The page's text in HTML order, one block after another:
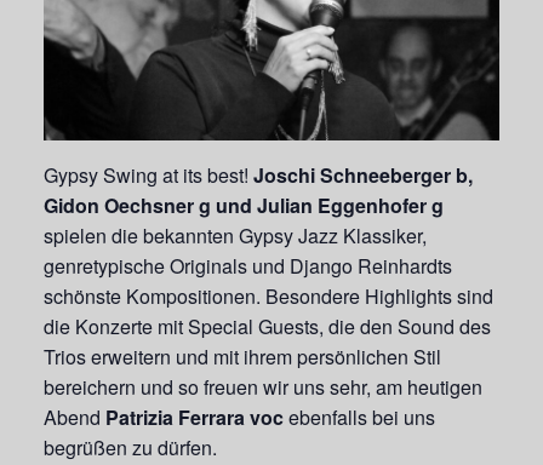
Gypsy Swing at its best! Joschi Schneeberger b,
Gidon Oechsner g und Julian Eggenhofer g
spielen die bekannten Gypsy Jazz Klassiker,
genretypische Originals und Django Reinhardts
schönste Kompositionen. Besondere Highlights sind
die Konzerte mit Special Guests, die den Sound des
Trios erweitern und mit ihrem persönlichen Stil
bereichern und so freuen wir uns sehr, am heutigen
Abend Patrizia Ferrara vocebenfalls bei uns
begrüßen zu dürfen.